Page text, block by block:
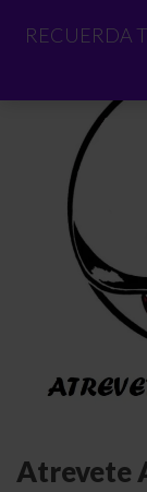
RECUERDA
Atrevete